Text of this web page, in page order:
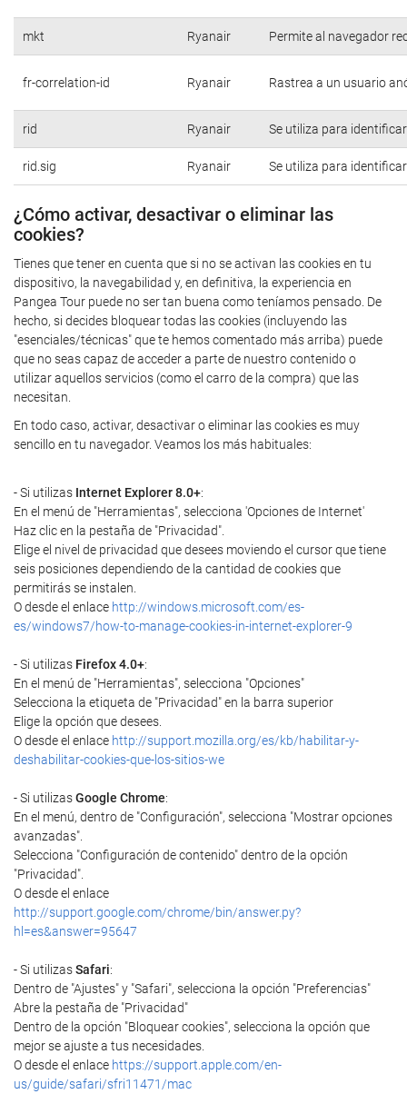
mkt Ryanair Permite al navegador
fr-correlation-id Ryanair Rastrea a un usuario
rid Ryanair Se utiliza para
rid.sig Ryanair Se utiliza para
¿Cómo activar, desactivar o eliminar las
cookies?
Tienes que tener en cuenta que si no se activan las cookies en tu
dispositivo, la navegabilidad y, en definitiva, la experiencia en
Pangea Tour puede no ser tan buena como teníamos pensado. De
hecho, si decides bloquear todas las cookies (incluyendo las
"esenciales/técnicas" que te hemos comentado más arriba) puede
que no seas capaz de acceder a parte de nuestro contenido o
utilizar aquellos servicios (como el carro de la compra) que las
necesitan.
En todo caso, activar, desactivar o eliminar las cookies es muy
sencillo en tu navegador. Veamos los más habituales:
- Si utilizas Internet Explorer 8.0+:
En el menú de "Herramientas", selecciona 'Opciones de Internet'
Haz clic en la pestaña de "Privacidad".
Elige el nivel de privacidad que desees moviendo el cursor que tiene
seis posiciones dependiendo de la cantidad de cookies que
permitirás se instalen.
O desde el enlace http://windows.microsoft.com/es-
es/windows7/how-to-manage-cookies-in-internet-explorer-9
- Si utilizas Firefox 4.0+:
En el menú de "Herramientas", selecciona "Opciones"
Selecciona la etiqueta de "Privacidad" en la barra superior
Elige la opción que desees.
O desde el enlace http://support.mozilla.org/es/kb/habilitar-y-
deshabilitar-cookies-que-los-sitios-we
- Si utilizasGoogle Chrome:
En el menú, dentro de "Configuración", selecciona "Mostrar opciones
avanzadas".
Selecciona "Configuración de contenido" dentro de la opción
"Privacidad".
O desde el enlace
http://support.google.com/chrome/bin/answer.py?
hl=es&answer=95647
- Si utilizasSafari:
Dentro de "Ajustes" y "Safari", selecciona la opción "Preferencias"
Abre la pestaña de "Privacidad"
Dentro de la opción "Bloquear cookies", selecciona la opción que
mejor se ajuste a tus necesidades.
O desde el enlace https://support.apple.com/en-
us/guide/safari/sfri11471/mac